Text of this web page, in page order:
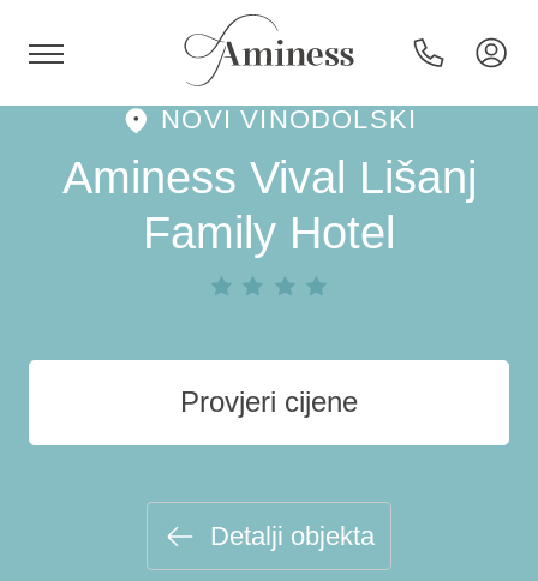
HR
Hoteli i resorti
Kampovi
Destinacije
NOVI VINODOLSKI
Aminess Vival Lišanj
Family Hotel
Provjeri cijene
Detalji objekta